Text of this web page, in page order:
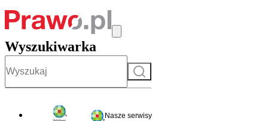
Wyszukiwarka
Szukaj
Nasze serwisy